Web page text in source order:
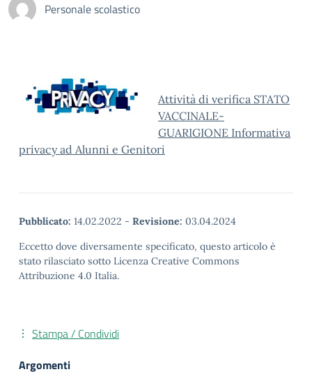
Personale scolastico
Attività di verifica STATO
VACCINALE-
GUARIGIONE Informativa
privacy ad Alunni e Genitori
Pubblicato: 14.02.2022 - Revisione: 03.04.2024
Eccetto dove diversamente specificato, questo articolo è
stato rilasciato sotto Licenza Creative Commons
Attribuzione 4.0 Italia.
Stampa / Condividi
Argomenti